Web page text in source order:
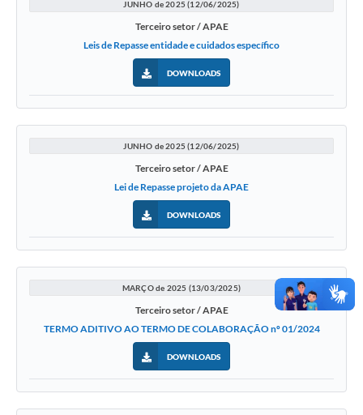
JUNHO de 2025 (12/06/2025)
Terceiro setor / APAE
Leis de Repasse entidade e cuidados específico
DOWNLOADS
JUNHO de 2025 (12/06/2025)
Terceiro setor / APAE
Lei de Repasse projeto da APAE
DOWNLOADS
MARÇO de 2025 (13/03/2025)
Terceiro setor / APAE
TERMO ADITIVO AO TERMO DE COLABORAÇÃO nº 01/2024
DOWNLOADS